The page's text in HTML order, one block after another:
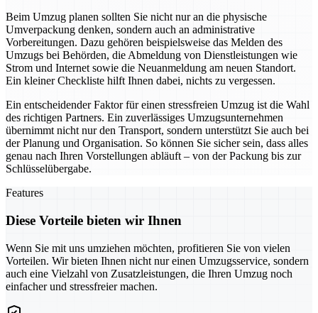
Beim Umzug planen sollten Sie nicht nur an die physische
Umverpackung denken, sondern auch an administrative
Vorbereitungen. Dazu gehören beispielsweise das Melden des
Umzugs bei Behörden, die Abmeldung von Dienstleistungen wie
Strom und Internet sowie die Neuanmeldung am neuen Standort.
Ein kleiner Checkliste hilft Ihnen dabei, nichts zu vergessen.
Ein entscheidender Faktor für einen stressfreien Umzug ist die Wahl
des richtigen Partners. Ein zuverlässiges Umzugsunternehmen
übernimmt nicht nur den Transport, sondern unterstützt Sie auch bei
der Planung und Organisation. So können Sie sicher sein, dass alles
genau nach Ihren Vorstellungen abläuft – von der Packung bis zur
Schlüsselübergabe.
Features
Diese Vorteile bieten wir Ihnen
Wenn Sie mit uns umziehen möchten, profitieren Sie von vielen
Vorteilen. Wir bieten Ihnen nicht nur einen Umzugsservice, sondern
auch eine Vielzahl von Zusatzleistungen, die Ihren Umzug noch
einfacher und stressfreier machen.